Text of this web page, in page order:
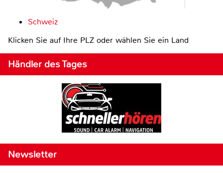
Schweiz
Klicken Sie auf Ihre PLZ oder wählen Sie ein Land
Händler des Tages
Newsletter